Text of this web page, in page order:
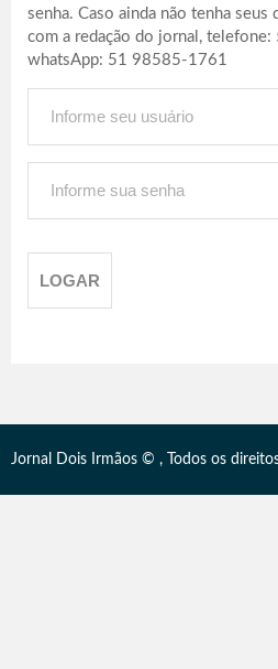
senha. Caso ainda não tenha seus
com a redação do jornal,
whatsApp: 51 98585-1761
Jornal Dois Irmãos © , Todos os